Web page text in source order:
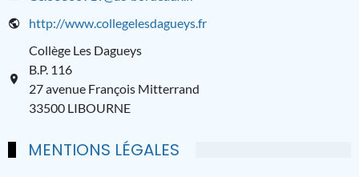
http://www.collegelesdagueys.fr
Collège Les Dagueys
B.P. 116
27 avenue François Mitterrand
33500 LIBOURNE
MENTIONS LÉGALES